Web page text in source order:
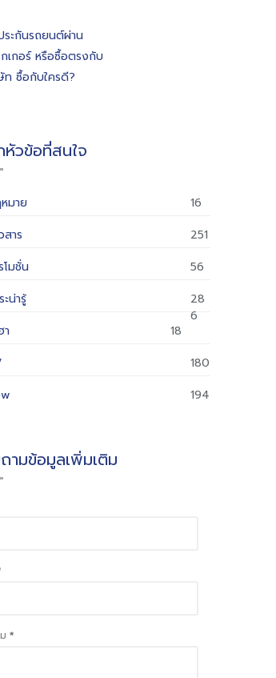
ระกันรถยนต์ผ่าน
กเกอร์ หรือซื้อตรงกับ
ท ซื้อกับใครดี?
หัวข้อที่สนใจ
มาย
16
สาร
251
โมชั่น
56
ะน่ารู้
28
6
า
18
180
194
ามข้อมูลเพิ่มเติม
ม*